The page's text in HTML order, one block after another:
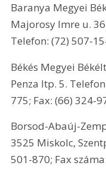
Baranya Megyei
Majorosy Imre u.
Telefon: (72) 507-
Békés Megyei
Penza ltp. 5.
775; Fax: (66) 324-
Borsod-Abaúj-
3525 Miskolc,
501-870; Fax